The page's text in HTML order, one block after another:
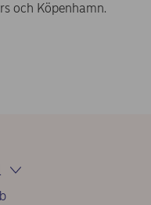
och Köpenhamn.